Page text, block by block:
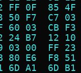
FF 0F  85
50 F7  C7
60 03  CB
24 B7  12
03 00  FF
80 E6  F8
6D A1  6D